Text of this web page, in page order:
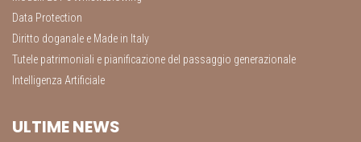
Data Protection
Diritto doganale e Made in Italy
Tutele patrimoniali e pianificazione del passaggio generazionale
Intelligenza Artificiale
ULTIME NEWS